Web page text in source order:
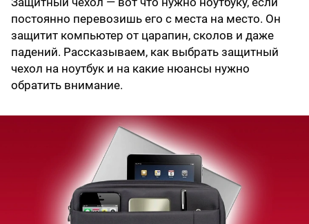
постоянно перевозишь его с места на место. Он
защитит компьютер от царапин, сколов и даже
падений. Рассказываем, как выбрать защитный
чехол на ноутбук и на какие нюансы нужно
обратить внимание.